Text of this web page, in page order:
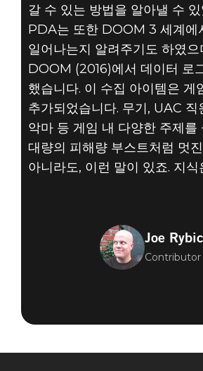
갈 수 있는 방법을 알아낼 수
PDA는 또한 DOOM 3 세계에
일어나는지 알려주기도 하였으
DOOM (2016)에서 데이터 로
했습니다. 이 수집 아이템은 게
추가되었습니다. 무기, UAC 직
악마 등 게임 내 다양한 주제를
대량의 피해량 부스트처럼 멋
아니라도, 이런 말이 있죠. 지식
Joe
Contributor